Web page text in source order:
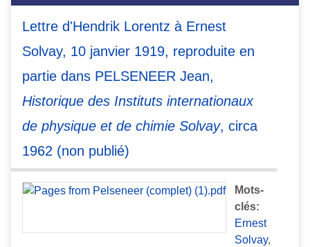
Lettre d'Hendrik Lorentz à Ernest
Solvay, 10 janvier 1919, reproduite en
partie dans PELSENEER Jean,
Historique des Instituts internationaux
de physique et de chimie Solvay, circa
1962 (non publié)
Mots-
clés:
Ernest
Solvay,